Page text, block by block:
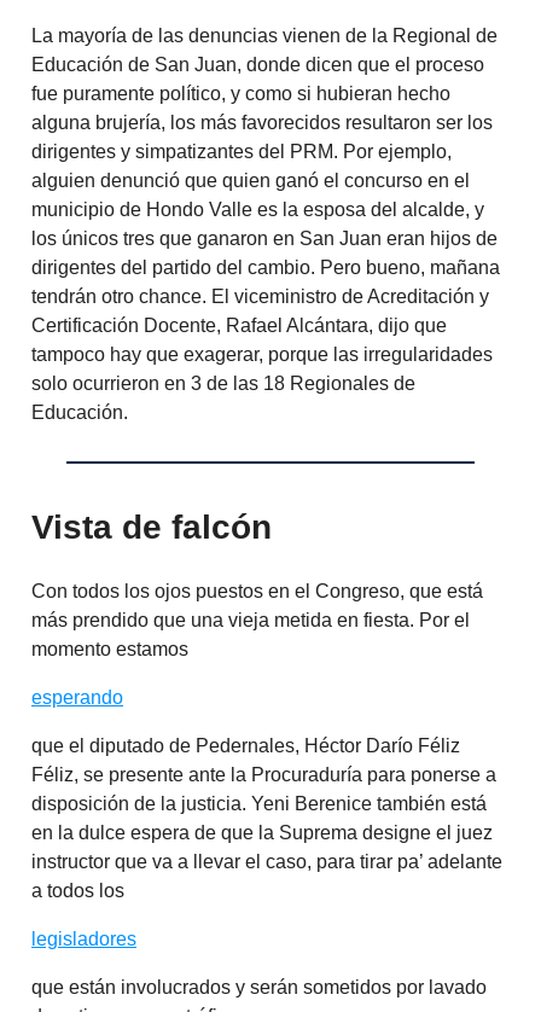
La mayoría de las denuncias vienen de la Regional de
Educación de San Juan, donde dicen que el proceso
fue puramente político, y como si hubieran hecho
alguna brujería, los más favorecidos resultaron ser los
dirigentes y simpatizantes del PRM. Por ejemplo,
alguien denunció que quien ganó el concurso en el
municipio de Hondo Valle es la esposa del alcalde, y
los únicos tres que ganaron en San Juan eran hijos de
dirigentes del partido del cambio. Pero bueno, mañana
tendrán otro chance. El viceministro de Acreditación y
Certificación Docente, Rafael Alcántara, dijo que
tampoco hay que exagerar, porque las irregularidades
solo ocurrieron en 3 de las 18 Regionales de
Educación.
Vista de falcón
Con todos los ojos puestos en el Congreso, que está
más prendido que una vieja metida en fiesta. Por el
momento estamos
esperando
que el diputado de Pedernales, Héctor Darío Féliz
Féliz, se presente ante la Procuraduría para ponerse a
disposición de la justicia. Yeni Berenice también está
en la dulce espera de que la Suprema designe el juez
instructor que va a llevar el caso, para tirar pa’ adelante
a todos los
legisladores
que están involucrados y serán sometidos por lavado